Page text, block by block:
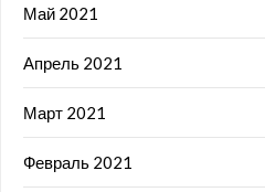
Май 2021
Апрель 2021
Март 2021
Февраль 2021